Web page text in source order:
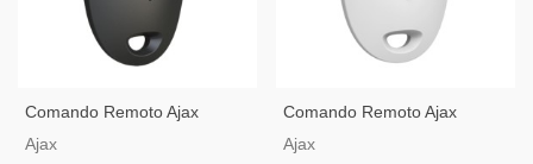
Comando Remoto Ajax
Superior SpaceControl
Ajax
Comando Remoto Ajax
Superior SpaceControl
Ajax